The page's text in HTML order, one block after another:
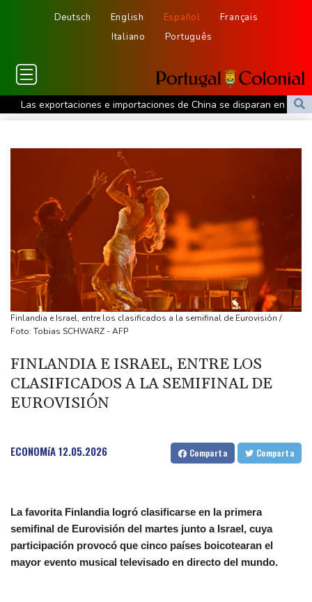
Deutsch English Español
Français
Italiano
Português
Las exportaciones e importaciones de China se disparan en julio
Países del Pacífico fracasan en lograr una declaración contra
Partidos políticos españoles piden excluir a Marruecos de la
organización del Mundial de 2030
Manifestantes chocan con la policía en Argentina por un
proyecto de ley a favor de la propiedad privada
Un sospechoso de un incendio en el noroeste de EEUU confiesa
haber causado las llamas
La familia de una exjueza presa por causas políticas pide cerrar
su caso por una grave enfermedad
Los niños migrantes, en riesgo de sufrir abusos en las calles de
La sequía de las tierras agrícolas en Reino Unido amenaza la
seguridad alimentaria
Las ganancias de Petrobras se duplican por una producción
Finlandia e Israel, entre los clasificados a la semifinal de Eurovisión /
Foto: Tobias SCHWARZ - AFP
FINLANDIA E ISRAEL, ENTRE LOS
CLASIFICADOS A LA SEMIFINAL DE
EUROVISIÓN
ECONOMíA12.05.2026 Comparta Comparta
La favorita Finlandia logró clasificarse en la primera
semifinal de Eurovisión del martes junto a Israel, cuya
participación provocó que cinco países boicotearan el
mayor evento musical televisado en directo del mundo.